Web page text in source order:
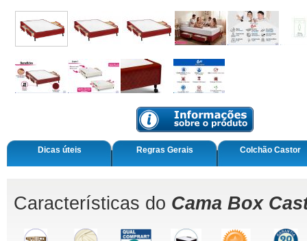
Dicas úteis Regras Gerais Colchão Castor
Características do Cama Box